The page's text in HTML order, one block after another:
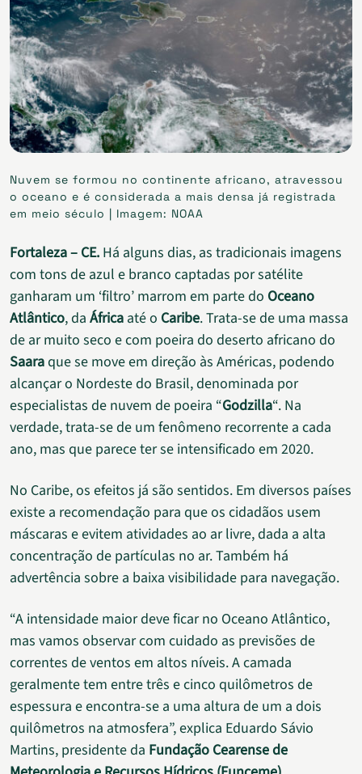
Nuvem se formou no continente africano, atravessou
o oceano e é considerada a mais densa já registrada
em meio século | Imagem: NOAA
Fortaleza – CE. Há alguns dias, as tradicionais imagens
com tons de azul e branco captadas por satélite
ganharam um ‘filtro’ marrom em parte do Oceano
Atlântico, da África até o Caribe. Trata-se de uma massa
de ar muito seco e com poeira do deserto africano do
Saaraque se move em direção às Américas, podendo
alcançar o Nordeste do Brasil, denominada por
especialistas de nuvem de poeira “Godzilla“. Na
verdade, trata-se de um fenômeno recorrente a cada
ano, mas que parece ter se intensificado em 2020.
No Caribe, os efeitos já são sentidos. Em diversos países
existe a recomendação para que os cidadãos usem
máscaras e evitem atividades ao ar livre, dada a alta
concentração de partículas no ar. Também há
advertência sobre a baixa visibilidade para navegação.
“A intensidade maior deve ficar no Oceano Atlântico,
mas vamos observar com cuidado as previsões de
correntes de ventos em altos níveis. A camada
geralmente tem entre três e cinco quilômetros de
espessura e encontra-se a uma altura de um a dois
quilômetros na atmosfera”, explica Eduardo Sávio
Martins, presidente da Fundação Cearense de